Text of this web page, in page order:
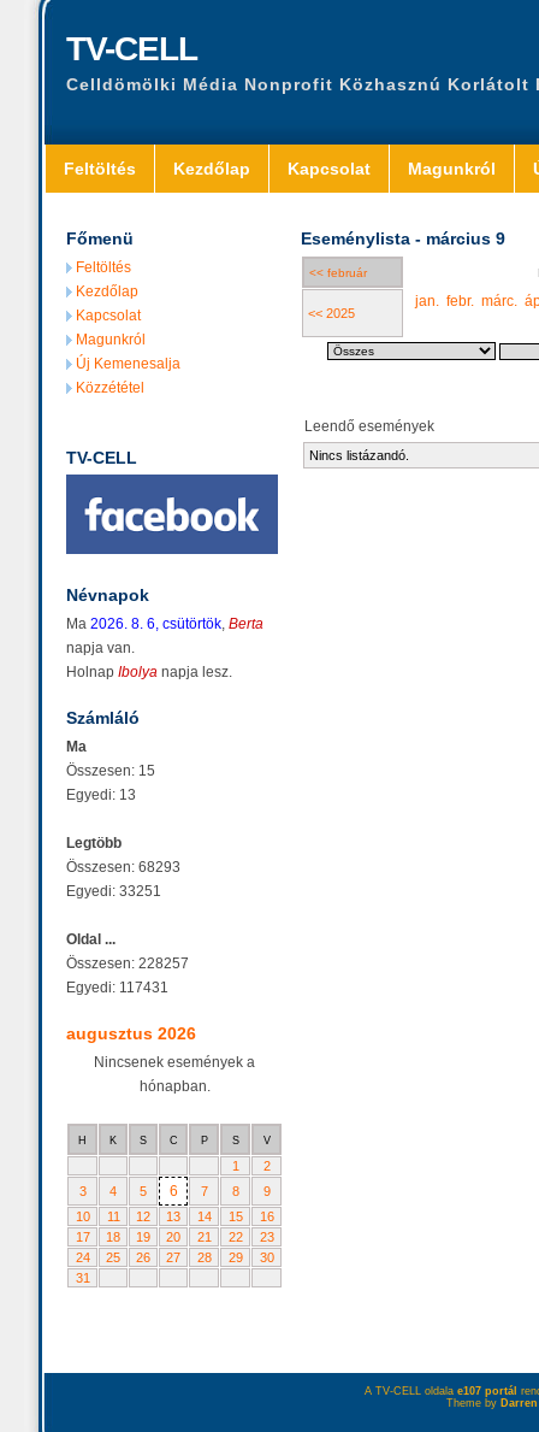
TV-CELL
Celldömölki Média Nonprofit Közhasznú Korlátolt
Feltöltés Kezdőlap Kapcsolat Magunkról
Főmenü
Feltöltés
Kezdőlap
Kapcsolat
Magunkról
Új Kemenesalja
Közzététel
TV-CELL
Névnapok
Ma 2026. 8. 6, csütörtök, Berta
napja van.
Holnap Ibolya napja lesz.
Számláló
Ma
Összesen: 15
Egyedi: 13
Legtöbb
Összesen: 68293
Egyedi: 33251
Oldal ...
Összesen: 228257
Egyedi: 117431
augusztus 2026
Nincsenek események a
hónapban.
H K S C P S V
1
2
3
4 5 6 7 8
9
10
11 12 13 14 15
16
17
18 19 20 21 22
23
24
25 26 27 28 29
30
31
Eseménylista - március 9
<< február
<< 2025
jan. febr. márc.
Leendő események
Nincs listázandó.
A TV-CELL oldala e107 portál
Theme by